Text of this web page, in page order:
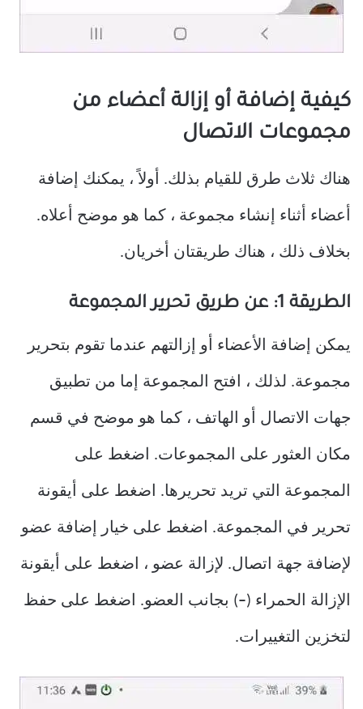
كيفية إضافة أو إزالة أعضاء من
مجموعات الاتصال
هناك ثلاث طرق للقيام بذلك. أولاً ، يمكنك إضافة
أعضاء أثناء إنشاء مجموعة ، كما هو موضح أعلاه.
بخلاف ذلك ، هناك طريقتان أخريان.
الطريقة 1: عن طريق تحرير المجموعة
يمكن إضافة الأعضاء أو إزالتهم عندما تقوم بتحرير
مجموعة. لذلك ، افتح المجموعة إما من تطبيق
جهات الاتصال أو الهاتف ، كما هو موضح في قسم
مكان العثور على المجموعات. اضغط على
المجموعة التي تريد تحريرها. اضغط على أيقونة
تحرير في المجموعة. اضغط على خيار إضافة عضو
لإضافة جهة اتصال. لإزالة عضو ، اضغط على أيقونة
الإزالة الحمراء (–) بجانب العضو. اضغط على حفظ
لتخزين التغييرات.